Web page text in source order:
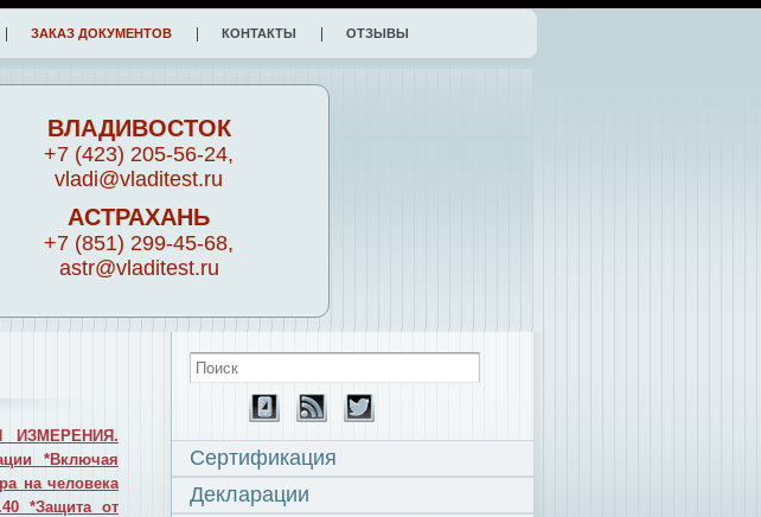
ЗАКАЗ ДОКУМЕНТОВ КОНТАКТЫ ОТЗЫВЫ
ВЛАДИВОСТОК
+7 (423) 205-56-24,
vladi@vladitest.ru
АСТРАХАНЬ
+7 (851) 299-45-68,
astr@vladitest.ru
ИЗМЕРЕНИЯ.
*Включая
на человека
*Защита от
Сертификация
Декларации